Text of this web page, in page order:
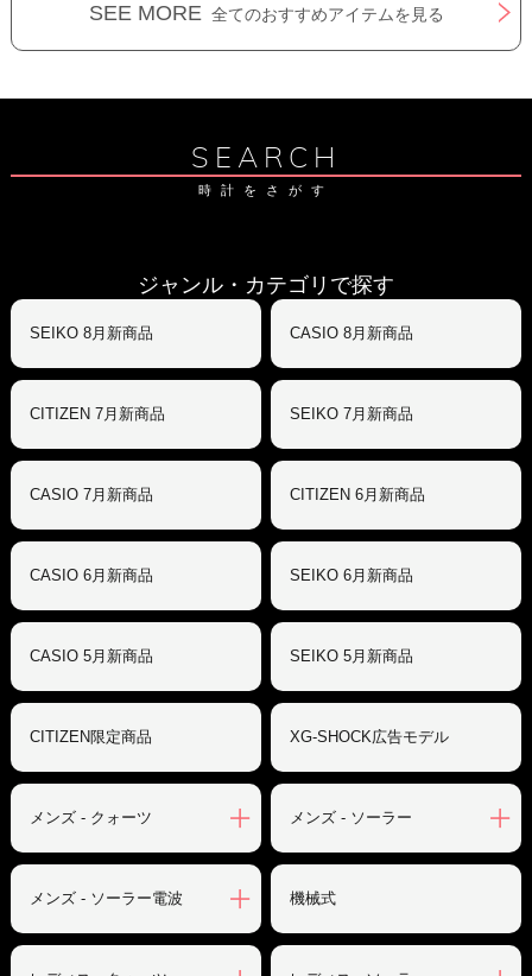
SEE MORE 全てのおすすめアイテムを見る
SEARCH
時計をさがす
ジャンル・カテゴリで探す
SEIKO 8月新商品 CASIO 8月新商品
CITIZEN 7月新商品 SEIKO 7月新商品
CASIO 7月新商品 CITIZEN 6月新商品
CASIO 6月新商品 SEIKO 6月新商品
CASIO 5月新商品 SEIKO 5月新商品
CITIZEN限定商品 XG-SHOCK広告モデル
メンズ - クォーツ メンズ - ソーラー
メンズ - ソーラー電波 機械式